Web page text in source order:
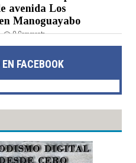
avenida Los
Manoguayabo
- 0 Comments
FACEBOOK